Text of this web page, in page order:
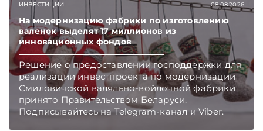
ИНВЕСТИЦИИ 08.08.2026
На модернизацию фабрики по изготовлению
валенок выделят 17 миллионов из
инновационных фондов
Решение о предоставлении господдержки для
реализации инвестпроекта по модернизации
Смиловичской валяльно-войлочной фабрики
принято Правительством Беларуси.
Подписывайтесь на Telegram‑канал и Viber.
Главное об экономике Беларуси — раньше,